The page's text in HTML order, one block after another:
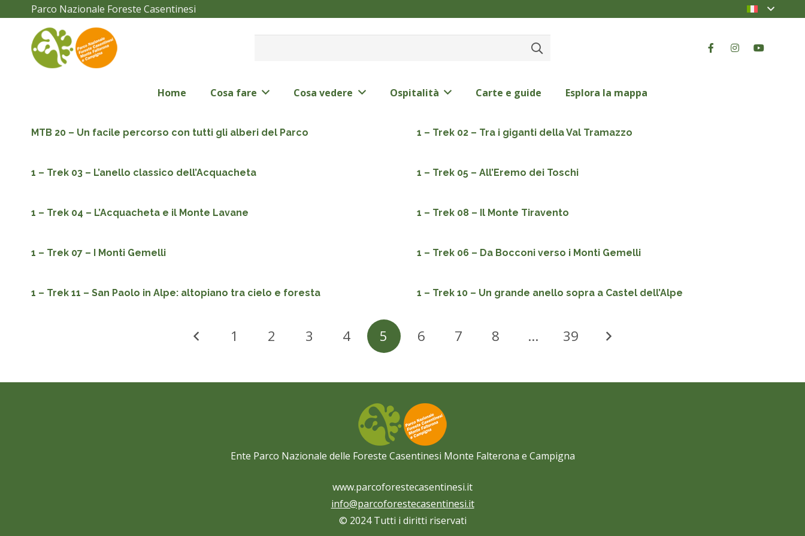
Parco Nazionale Foreste Casentinesi
Home Cosa fare Cosa vedere Ospitalità Carte e guide Esplora la mappa
MTB 20 – Un facile percorso con tutti gli alberi del Parco 1 – Trek 02 – Tra i giganti della Val Tramazzo
1 – Trek 03 – L’anello classico dell’Acquacheta 1 – Trek 05 – All’Eremo dei Toschi
1 – Trek 04 – L’Acquacheta e il Monte Lavane 1 – Trek 08 – Il Monte Tiravento
1 – Trek 07 – I Monti Gemelli 1 – Trek 06 – Da Bocconi verso i Monti Gemelli
1 – Trek 11 – San Paolo in Alpe: altopiano tra cielo e foresta 1 – Trek 10 – Un grande anello sopra a Castel dell’Alpe
1 2 3 4 5 6 7 8 … 39
Ente Parco Nazionale delle Foreste Casentinesi Monte Falterona e Campigna
www.parcoforestecasentinesi.it
info@parcoforestecasentinesi.it
© 2024 Tutti i diritti riservati